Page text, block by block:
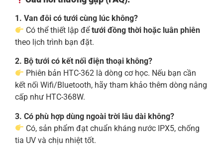
1. Van đôi có tưới cùng lúc không?
Có thể thiết lập đểtưới đồng thời hoặc luân phiên
theo lịch trình bạn đặt.
2. Bộ tưới có kết nối điện thoại không?
Phiên bản HTC-362 là dòng cơ học. Nếu bạn cần
kết nối Wifi/Bluetooth, hãy tham khảo thêm dòng nâng
cấp như HTC-368W.
3. Có phù hợp dùng ngoài trời lâu dài không?
Có, sản phẩm đạt chuẩn kháng nước IPX5, chống
tia UV và chịu nhiệt tốt.